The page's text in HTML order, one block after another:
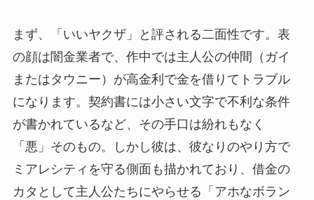
まず、「いいヤクザ」と評される二面性です。表
の顔は闇金業者で、作中では主人公の仲間（ガイ
またはタウニー）が高金利で金を借りてトラブル
になります。契約書には小さい文字で不利な条件
が書かれているなど、その手口は紛れもなく
「悪」そのもの。しかし彼は、彼なりのやり方で
ミアレシティを守る側面も描かれており、借金の
カタとして主人公たちにやらせる「アホなボラン